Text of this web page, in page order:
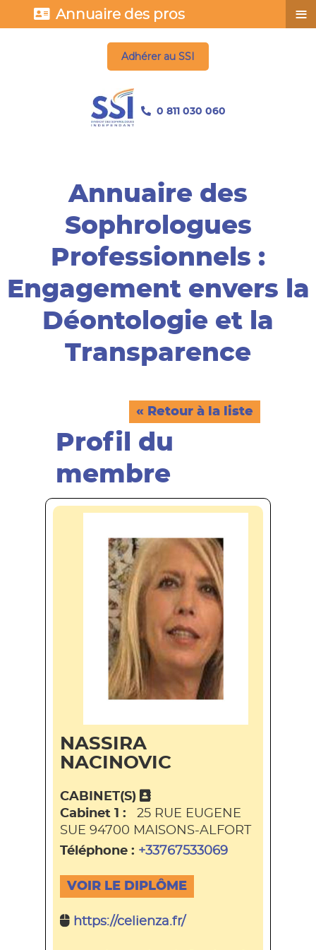
Adhérer au SSI
0 811 030 060
Annuaire des
Sophrologues
Professionnels :
Engagement envers la
Déontologie et la
Transparence
« Retour à la liste
Profil du
membre
NASSIRA
NACINOVIC
CABINET(S)
Cabinet 1 : 25 RUE EUGENE
SUE 94700 MAISONS-ALFORT
Téléphone : +33767533069
VOIR LE DIPLÔME
https://celienza.fr/
Annuaire des pros ≡